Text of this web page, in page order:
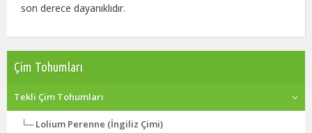
son derece dayanıklıdır.
Çim Tohumları
Tekli Çim Tohumları
Lolium Perenne (İngiliz Çimi)